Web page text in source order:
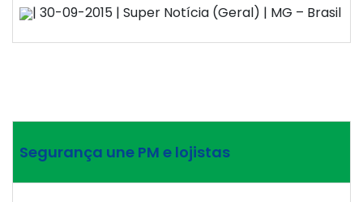
| 30-09-2015 | Super Notícia (Geral) | MG – Brasil
Segurança une PM e lojistas